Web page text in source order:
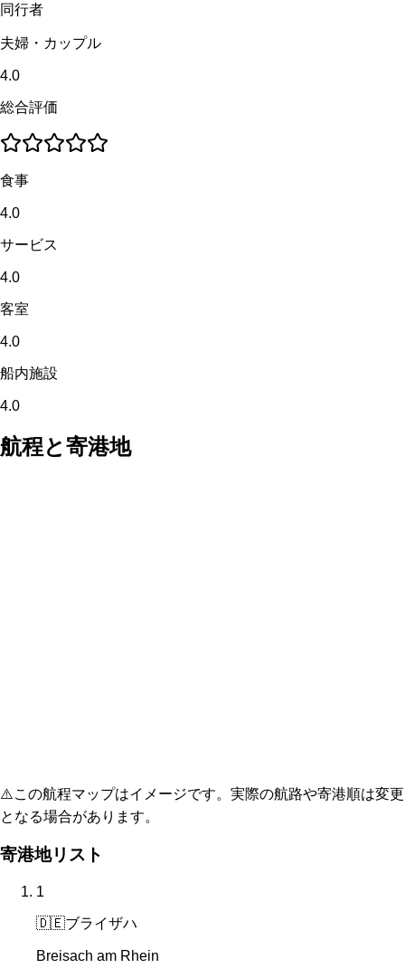
同行者
夫婦・カップル
4.0
総合評価
食事
4.0
サービス
4.0
客室
4.0
船内施設
4.0
航程と寄港地
⚠️この航程マップはイメージです。実際の航路や寄港順は変更
となる場合があります。
寄港地リスト
1
🇩🇪ブライザハ
Breisach am Rhein